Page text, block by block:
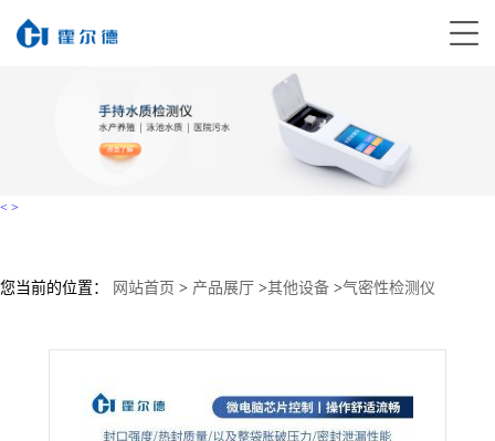
< >
您当前的位置： 网站首页 > 产品展厅 >其他设备 >气密性检测仪